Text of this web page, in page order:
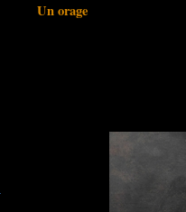
Un orage